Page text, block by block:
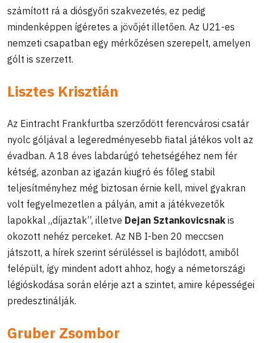
számított rá a diósgyőri szakvezetés, ez pedig
mindenképpen ígéretes a jövőjét illetően. Az U21-es
nemzeti csapatban egy mérkőzésen szerepelt, amelyen
gólt is szerzett.
Lisztes Krisztián
Az Eintracht Frankfurtba szerződött ferencvárosi csatár
nyolc góljával a legeredményesebb fiatal játékos volt az
évadban. A 18 éves labdarúgó tehetségéhez nem fér
kétség, azonban az igazán kiugró és főleg stabil
teljesítményhez még biztosan érnie kell, mivel gyakran
volt fegyelmezetlen a pályán, amit a játékvezetők
lapokkal „díjaztak”, illetve Dejan Sztankovicsnak is
okozott nehéz perceket. Az NB I-ben 20 meccsen
játszott, a hírek szerint sérüléssel is bajlódott, amiből
felépült, így mindent adott ahhoz, hogy a németországi
légióskodása során elérje azt a szintet, amire képességei
predesztinálják.
Gruber Zsombor